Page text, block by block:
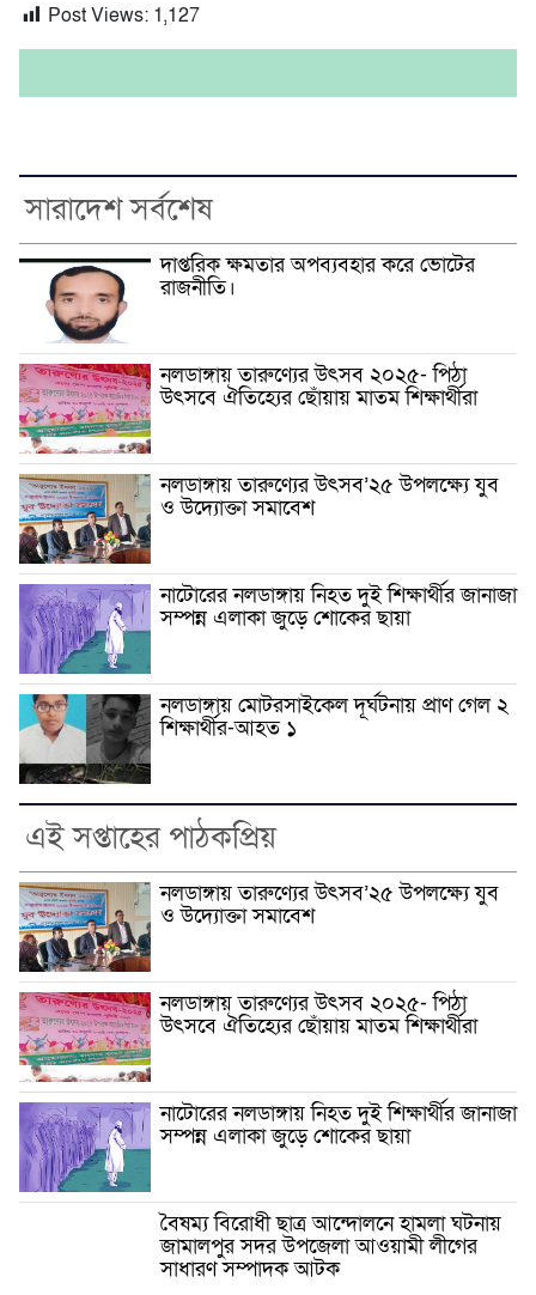
Post Views: 1,127
সারাদেশ সর্বশেষ
দাপ্তরিক ক্ষমতার অপব্যবহার করে ভোটের
রাজনীতি।
নলডাঙ্গায় তারুণ্যের উৎসব ২০২৫- পিঠা
উৎসবে ঐতিহ্যের ছোঁয়ায় মাতম শিক্ষার্থীরা
নলডাঙ্গায় তারুণ্যের উৎসব’২৫ উপলক্ষ্যে যুব
ও উদ্যোক্তা সমাবেশ
নাটোরের নলডাঙ্গায় নিহত দুই শিক্ষার্থীর জানাজা
সম্পন্ন এলাকা জুড়ে শোকের ছায়া
নলডাঙ্গায় মোটরসাইকেল দূর্ঘটনায় প্রাণ গেল ২
শিক্ষার্থীর-আহত ১
এই সপ্তাহের পাঠকপ্রিয়
নলডাঙ্গায় তারুণ্যের উৎসব’২৫ উপলক্ষ্যে যুব
ও উদ্যোক্তা সমাবেশ
নলডাঙ্গায় তারুণ্যের উৎসব ২০২৫- পিঠা
উৎসবে ঐতিহ্যের ছোঁয়ায় মাতম শিক্ষার্থীরা
নাটোরের নলডাঙ্গায় নিহত দুই শিক্ষার্থীর জানাজা
সম্পন্ন এলাকা জুড়ে শোকের ছায়া
বৈষম্য বিরোধী ছাত্র আন্দোলনে হামলা ঘটনায়
জামালপুর সদর উপজেলা আওয়ামী লীগের
সাধারণ সম্পাদক আটক